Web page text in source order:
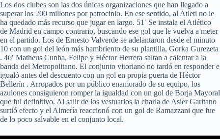
Los dos clubes son las dos únicas organizaciones que han llegado a
superar los 200 millones por patrocinio. En ese sentido, al Atleti no le
ha quedado más recurso que jugar en largo. 51′ Se instala el Atlético
de Madrid en campo contrario, buscando ese gol que le vuelva a meter
en el partido. Los de Ernesto Valverde se adelantaron desde el minuto
10 con un gol del león más hambriento de su plantilla, Gorka Gurezeta
. 46′ Matheus Cunha, Felipe y Héctor Herrera saltan a calentar a la
banda del Metropolitano. El conjunto vitoriano no tardó en responder e
igualó antes del descuento con un gol en propia puerta de Héctor
Bellerín . Arropados por un público enamorado de su equipo, los
azulones consiguieron romper la igualdad con un gol de Borja Mayoral
que fui definitivo. Al salir de los vestuarios la charla de Asier Garitano
surtió efecto y el Almería reaccionó con un gol de Ramazzani que fue
de lo poco salvable en el conjunto local.